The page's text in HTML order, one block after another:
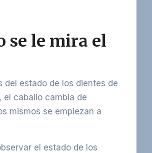
se le mira el
del estado de los dientes de
el caballo cambia de
mismos se empiezan a
el estado de los